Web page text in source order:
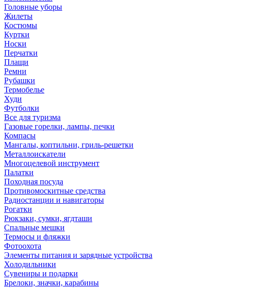
Головные уборы
Жилеты
Костюмы
Куртки
Носки
Перчатки
Плащи
Ремни
Рубашки
Термобелье
Худи
Футболки
Все для туризма
Газовые горелки, лампы, печки
Компасы
Мангалы, коптильни, гриль-решетки
Металлоискатели
Многоцелевой инструмент
Палатки
Походная посуда
Противомоскитные средства
Радиостанции и навигаторы
Рогатки
Рюкзаки, сумки, ягдташи
Спальные мешки
Термосы и фляжки
Фотоохота
Элементы питания и зарядные устройства
Холодильники
Сувениры и подарки
Брелоки, значки, карабины